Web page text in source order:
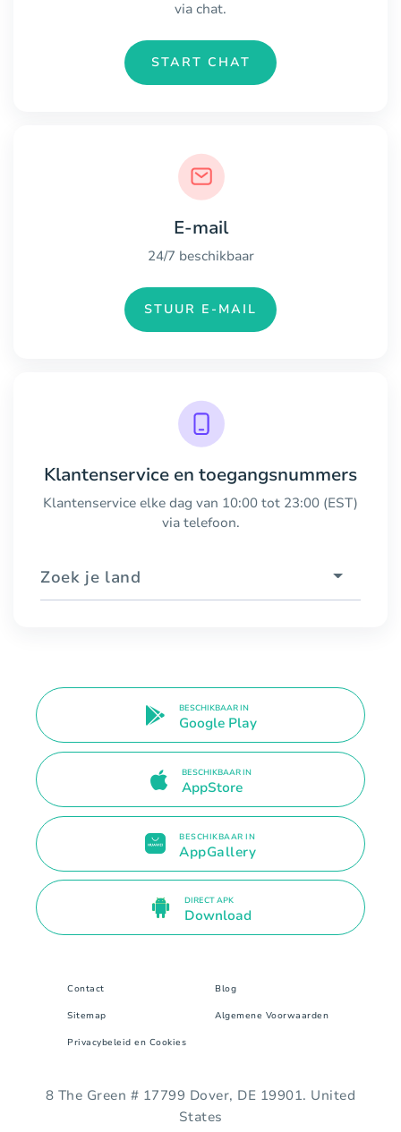
via chat.
START CHAT
E-mail
24/7 beschikbaar
STUUR E-MAIL
Klantenservice en toegangsnummers
Klantenservice elke dag van 10:00 tot 23:00 (EST)
via telefoon.
Zoek je land
BESCHIKBAAR IN
Google Play
BESCHIKBAAR IN
AppStore
BESCHIKBAAR IN
AppGallery
DIRECT APK
Download
Contact Blog
Sitemap Algemene Voorwaarden
Privacybeleid en Cookies
8 The Green # 17799 Dover, DE 19901. United
States